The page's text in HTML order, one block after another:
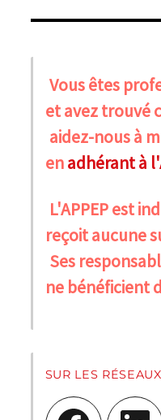
Vous êtes
et avez trouvé
aidez-nous à
enadhérant à
L'APPEP est
reçoit aucune
Ses
ne bénéficient
SUR LES RÉSEAUX
Facebook LinkedIn